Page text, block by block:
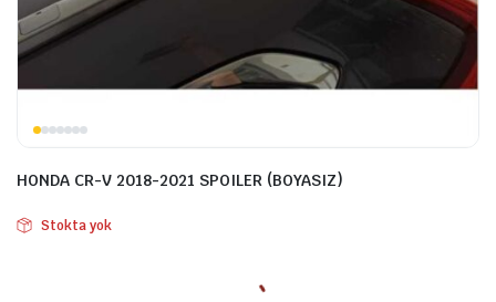
HONDA CR-V 2018-2021 SPOILER (BOYASIZ)
Stokta yok